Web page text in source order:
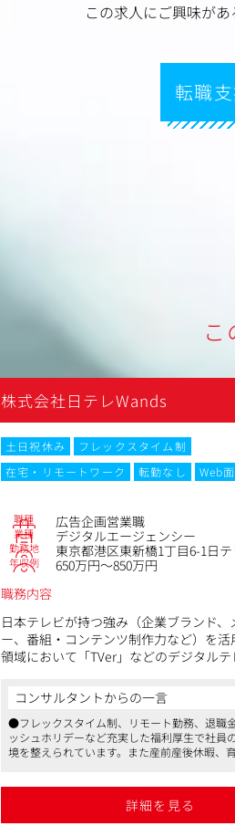
この求人にご興味があ
転職
株式会社日テレWands
土日祝休み
フレックスタイム制
在宅・リモートワーク
転勤なし
Web
職種 広告企画営業職
業種 デジタルエージェンシー
勤務地 東京都港区東新橋1丁目6-1日
年収例
650万円～850万円
職務内容
日本テレビが持つ強み（企業ブランド、
ー、番組・コンテンツ制作力など）を
領域において「TVer」などのデジタル
サルティング）、SNSアカウントの運用
動画コンテンツの企画・制作などの事業
す。
具体的には
・営業パイプライン管理、受注失注分析
コンサルタントからの一言
●フレックスタイム制、リモート勤務、退職
ッシュホリデーなど充実した福利厚生で社員
境を整えられています。また産前産後休暇、
●基本的に髪型、服装も自由で、皆さん働き
詳細を見る